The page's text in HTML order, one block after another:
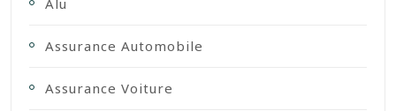
Alu
Assurance Automobile
Assurance Voiture